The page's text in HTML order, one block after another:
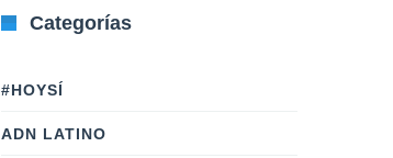
Categorías
#HOYSÍ
ADN LATINO